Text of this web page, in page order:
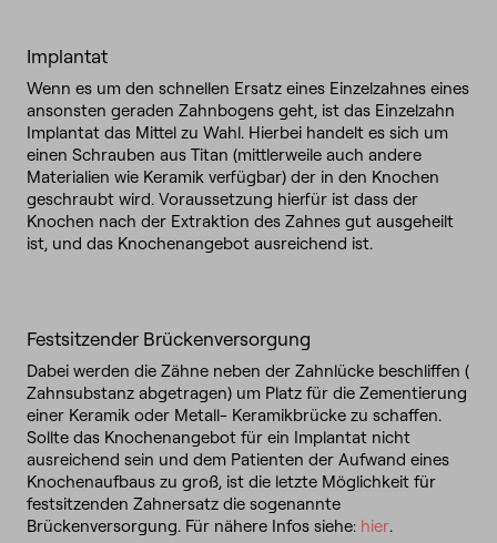
Implantat
Wenn es um den schnellen Ersatz eines Einzelzahnes eines
ansonsten geraden Zahnbogens geht, ist das Einzelzahn
Implantat das Mittel zu Wahl. Hierbei handelt es sich um
einen Schrauben aus Titan (mittlerweile auch andere
Materialien wie Keramik verfügbar) der in den Knochen
geschraubt wird. Voraussetzung hierfür ist dass der
Knochen nach der Extraktion des Zahnes gut ausgeheilt
ist, und das Knochenangebot ausreichend ist.
Festsitzender Brückenversorgung
Dabei werden die Zähne neben der Zahnlücke beschliffen (
Zahnsubstanz abgetragen) um Platz für die Zementierung
einer Keramik oder Metall- Keramikbrücke zu schaffen.
Sollte das Knochenangebot für ein Implantat nicht
ausreichend sein und dem Patienten der Aufwand eines
Knochenaufbaus zu groß, ist die letzte Möglichkeit für
festsitzenden Zahnersatz die sogenannte
Brückenversorgung. Für nähere Infos siehe: hier.